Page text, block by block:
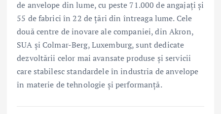
de anvelope din lume, cu peste 71.000 de angajați și
55 de fabrici în 22 de țări din întreaga lume. Cele
două centre de inovare ale companiei, din Akron,
SUA și Colmar-Berg, Luxemburg, sunt dedicate
dezvoltării celor mai avansate produse și servicii
care stabilesc standardele în industria de anvelope
în materie de tehnologie și performanță.